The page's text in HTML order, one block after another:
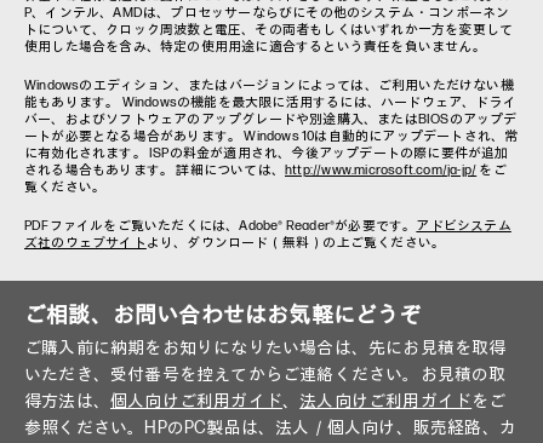
P、インテル、AMDは、プロセッサーならびにその他のシステム・コンポーネン
トについて、クロック周波数と電圧、その両者もしくはいずれか一方を変更して
使用した場合を含み、特定の使用用途に適合するという責任を負いません。
Windowsのエディション、またはバージョンによっては、ご利用いただけない機
能もあります。 Windowsの機能を最大限に活用するには、ハードウェア、ドライ
バー、およびソフトウェアのアップグレードや別途購入、またはBIOSのアップデ
ートが必要となる場合があります。 Windows 10は自動的にアップデートされ、常
に有効化されます。 ISPの料金が適用され、今後アップデートの際に要件が追加
される場合もあります。 詳細については、 http://www.microsoft.com/ja-jp/ をご
覧ください。
PDFファイルをご覧いただくには、Adobe® Reader®が必要です。 アドビシステム
ズ社のウェブサイト より、ダウンロード（無料）の上ご覧ください。
ご相談、お問い合わせはお気軽にどうぞ
ご購入前に納期をお知りになりたい場合は、先にお見積を取得
いただき、受付番号を控えてからご連絡ください。お見積の取
得方法は、 個人向けご利用ガイド、 法人向けご利用ガイドをご
参照ください。HPのPC製品は、法人／個人向け、販売経路、カ